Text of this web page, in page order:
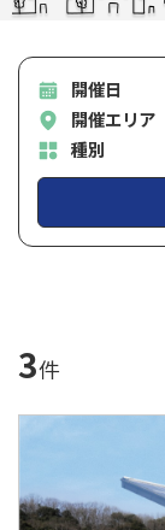
開催日
開催エリア
種別
3